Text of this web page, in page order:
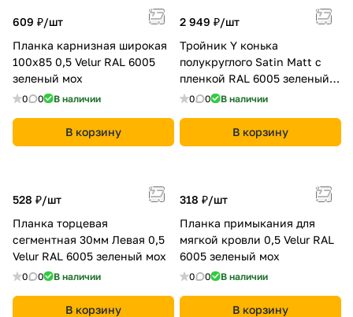
609 ₽/шт
Планка карнизная широкая
100х85 0,5 Velur RAL 6005
зеленый мох
0 0 В наличии
В корзину
2 949 ₽/шт
Тройник Y конька
полукруглого Satin Мatt с
пленкой RAL 6005 зеленый
мох
0 0 В наличии
В корзину
528 ₽/шт
Планка торцевая
сегментная 30мм Левая 0,5
Velur RAL 6005 зеленый мох
0 0 В наличии
В корзину
318 ₽/шт
Планка примыкания для
мягкой кровли 0,5 Velur RAL
6005 зеленый мох
0 0 В наличии
В корзину